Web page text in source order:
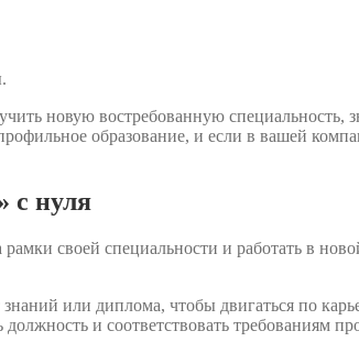
новую востребованную
образование, и если в вашей
с нуля
своей специальности и работать в
или диплома, чтобы двигаться по
и соответствовать требованиям